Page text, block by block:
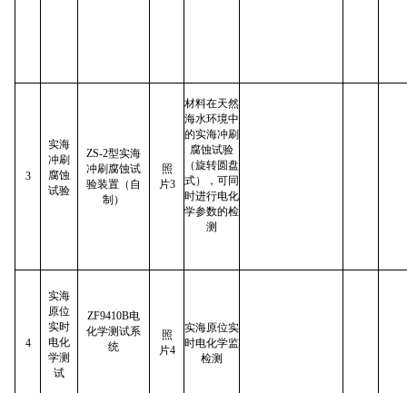
3
实海
冲刷
腐蚀
试验
ZS-2型实海
冲刷腐蚀试
验装置（自
制）
照
片3
材料在天然
海水环境中
的实海冲刷
腐蚀试验
（旋转圆盘
式），可同
时进行电化
学参数的检
测
4
实海
原位
实时
电化
学测
试
ZF9410B电
化学测试系
统
照
片4
实海原位实
时电化学监
检测